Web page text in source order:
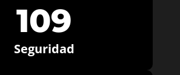
109
Seguridad